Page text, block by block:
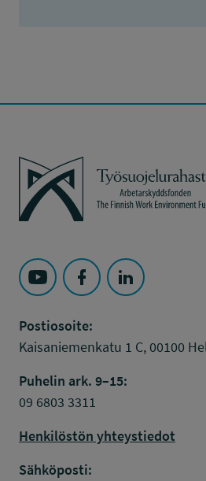
Työsuojelurahasto
Seuraa Työsuojelurahasto
SeuraaSeuraa
Postiosoite:
Kaisaniemenkatu 1 C, 00100
Puhelin ark. 9–15:
09 6803 3311
Henkilöstön yhteystiedot
Sähköposti: